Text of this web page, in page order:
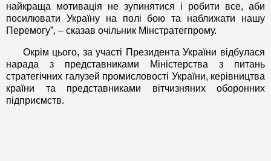
найкраща мотивація не зупинятися і робити все, аби
посилювати Україну на полі бою та наближати нашу
Перемогу”, – сказав очільник Мінстратегпрому.
Окрім цього, за участі Президента України відбулася
нарада з представниками Міністерства з питань
стратегічних галузей промисловості України, керівництва
країни та представниками вітчизняних оборонних
підприємств.